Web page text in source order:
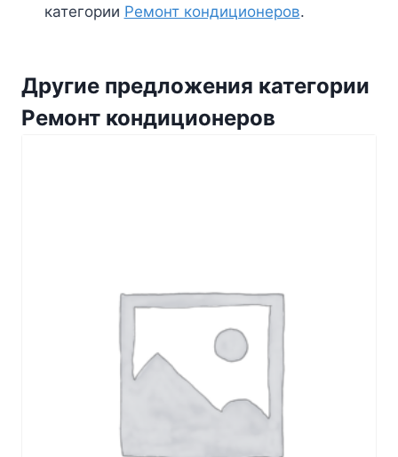
категории Ремонт кондиционеров.
Другие предложения категории
Ремонт кондиционеров